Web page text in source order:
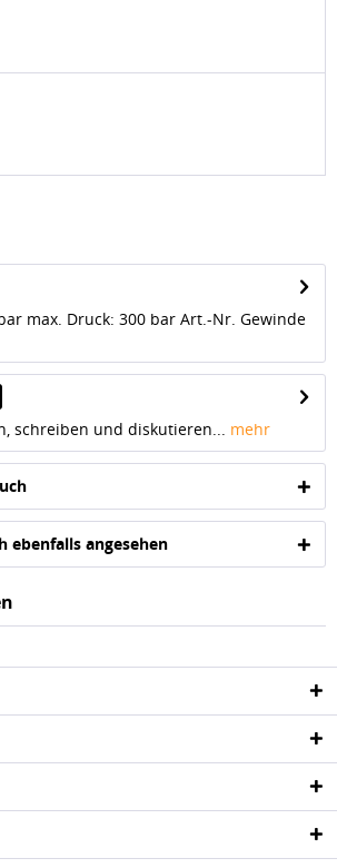
max. Druck: 300 bar Art.-Nr. Gewinde
schreiben und diskutieren... mehr
ebenfalls angesehen